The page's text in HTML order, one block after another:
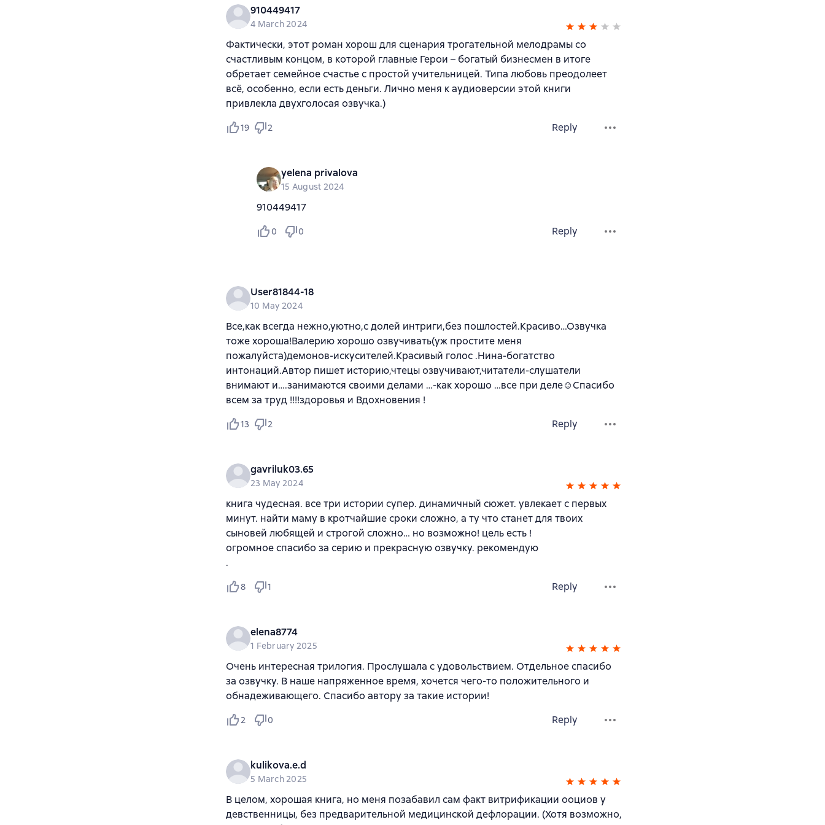
910449417
4 March 2024
Фактически, этот роман хорош для сценария трогательной мелодрамы со
счастливым концом, в которой главные Герои – богатый бизнесмен в итоге
обретает семейное счастье с простой учительницей. Типа любовь преодолеет
всё, особенно, если есть деньги. Лично меня к аудиоверсии этой книги
привлекла двухголосая озвучка.)
19 2 Reply
yelena privalova
15 August 2024
910449417
0 0 Reply
User81844-18
10 May 2024
Все,как всегда нежно,уютно,с долей интриги,без пошлостей.Красиво…Озвучка
тоже хороша!Валерию хорошо озвучивать(уж простите меня
пожалуйста)демонов-искусителей.Красивый голос .Нина-богатство
интонаций.Автор пишет историю,чтецы озвучивают,читатели-слушатели
внимают и….занимаются своими делами …-как хорошо …все при деле☺️Спасибо
всем за труд !!!!здоровья и Вдохновения !
13 2 Reply
gavriluk03.65
23 May 2024
книга чудесная. все три истории супер. динамичный сюжет. увлекает с первых
минут. найти маму в кротчайшие сроки сложно, а ту что станет для твоих
сыновей любящей и строгой сложно… но возможно! цель есть !
огромное спасибо за серию и прекрасную озвучку. рекомендую
.
8 1 Reply
elena8774
1 February 2025
Очень интересная трилогия. Прослушала с удовольствием. Отдельное спасибо
за озвучку. В наше напряженное время, хочется чего-то положительного и
обнадеживающего. Спасибо автору за такие истории!
2 0 Reply
kulikova.e.d
5 March 2025
В целом, хорошая книга, но меня позабавил сам факт витрификации ооциов у
девственницы, без предварительной медицинской дефлорации. (Хотя возможно,